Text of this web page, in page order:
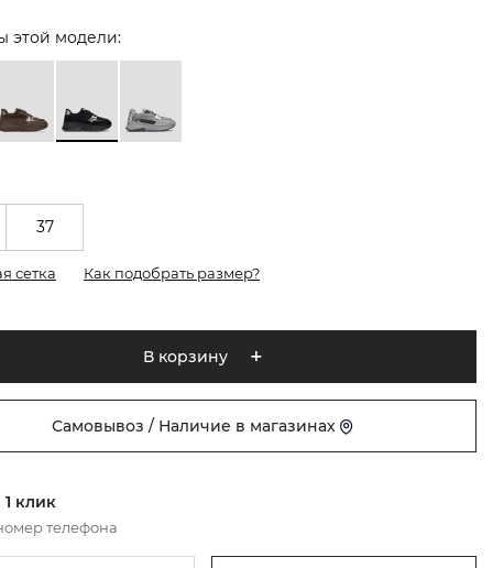
этой модели:
37
сетка Как подобрать размер?
В корзину
Самовывоз / Наличие в магазинах
клик
телефона